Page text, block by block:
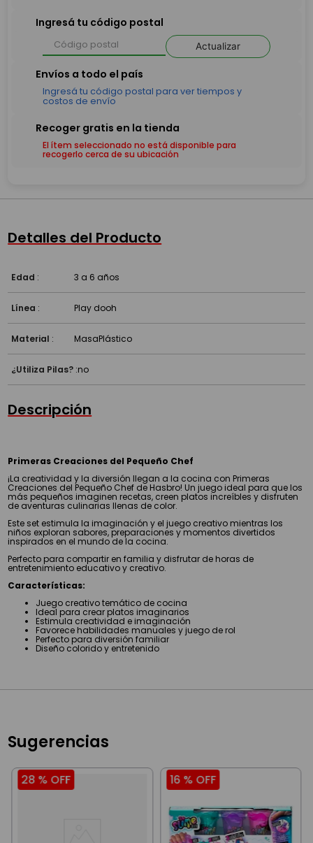
Ingresá tu código postal
Actualizar
El ítem seleccionado no está disponible para
recogerlo cerca de su ubicación
Detalles del Producto
Edad : 3 a 6 años
Línea : Play dooh
Material : MasaPlástico
¿Utiliza Pilas? :no
Descripción
Primeras Creaciones del Pequeño Chef
¡La creatividad y la diversión llegan a la cocina con Primeras
Creaciones del Pequeño Chef de Hasbro! Un juego ideal para que los
más pequeños imaginen recetas, creen platos increíbles y disfruten
de aventuras culinarias llenas de color.
Este set estimula la imaginación y el juego creativo mientras los
niños exploran sabores, preparaciones y momentos divertidos
inspirados en el mundo de la cocina.
Perfecto para compartir en familia y disfrutar de horas de
entretenimiento educativo y creativo.
Características:
Juego creativo temático de cocina
Ideal para crear platos imaginarios
Estimula creatividad e imaginación
Favorece habilidades manuales y juego de rol
Perfecto para diversión familiar
Diseño colorido y entretenido
Sugerencias
28 % OFF 16 % OFF